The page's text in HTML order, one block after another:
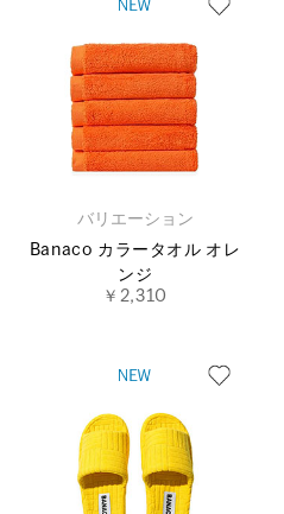
バリエーション
Banaco カラータオル オレ
ンジ
￥2,310